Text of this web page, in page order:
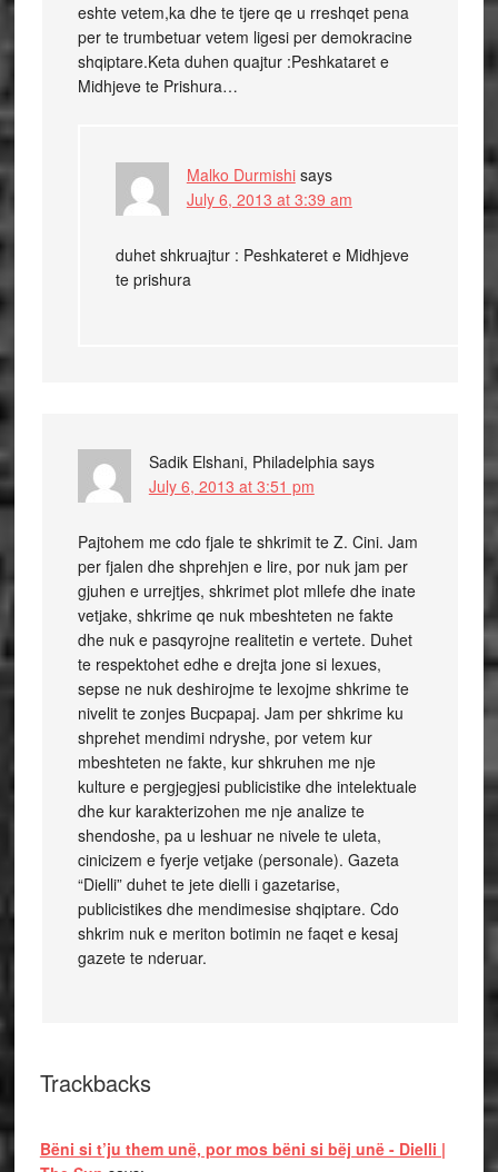
eshte vetem,ka dhe te tjere qe u rreshqet pena
per te trumbetuar vetem ligesi per demokracine
shqiptare.Keta duhen quajtur :Peshkataret e
Midhjeve te Prishura…
Malko Durmishi says
July 6, 2013 at 3:39 am
duhet shkruajtur : Peshkateret e Midhjeve
te prishura
Sadik Elshani, Philadelphia says
July 6, 2013 at 3:51 pm
Pajtohem me cdo fjale te shkrimit te Z. Cini. Jam
per fjalen dhe shprehjen e lire, por nuk jam per
gjuhen e urrejtjes, shkrimet plot mllefe dhe inate
vetjake, shkrime qe nuk mbeshteten ne fakte
dhe nuk e pasqyrojne realitetin e vertete. Duhet
te respektohet edhe e drejta jone si lexues,
sepse ne nuk deshirojme te lexojme shkrime te
nivelit te zonjes Bucpapaj. Jam per shkrime ku
shprehet mendimi ndryshe, por vetem kur
mbeshteten ne fakte, kur shkruhen me nje
kulture e pergjegjesi publicistike dhe intelektuale
dhe kur karakterizohen me nje analize te
shendoshe, pa u leshuar ne nivele te uleta,
cinicizem e fyerje vetjake (personale). Gazeta
“Dielli” duhet te jete dielli i gazetarise,
publicistikes dhe mendimesise shqiptare. Cdo
shkrim nuk e meriton botimin ne faqet e kesaj
gazete te nderuar.
Trackbacks
Bëni si t’ju them unë, por mos bëni si bëj unë - Dielli |